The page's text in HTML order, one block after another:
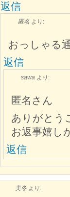
返信
匿名 より:
おっしゃる
返信
sawa より:
匿名さん
ありがとう
お返事嬉し
返信
美冬 より: